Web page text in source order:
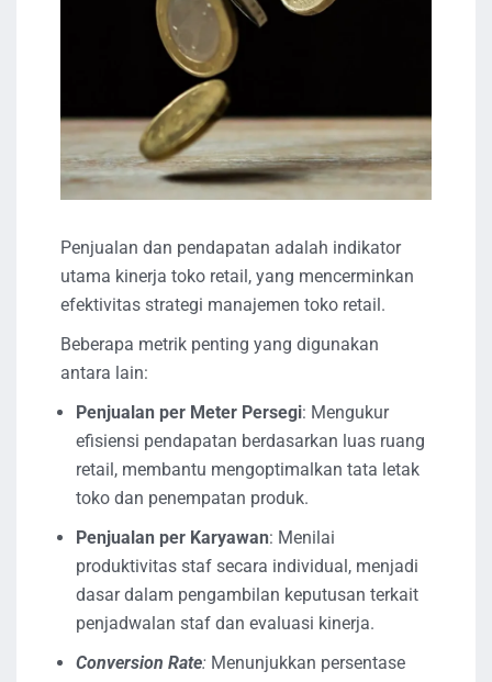
Penjualan dan pendapatan adalah indikator
utama kinerja toko retail, yang mencerminkan
efektivitas strategi manajemen toko retail.
Beberapa metrik penting yang digunakan
antara lain:
Penjualan per Meter Persegi: Mengukur
efisiensi pendapatan berdasarkan luas ruang
retail, membantu mengoptimalkan tata letak
toko dan penempatan produk.
Penjualan per Karyawan: Menilai
produktivitas staf secara individual, menjadi
dasar dalam pengambilan keputusan terkait
penjadwalan staf dan evaluasi kinerja.
Conversion Rate: Menunjukkan persentase